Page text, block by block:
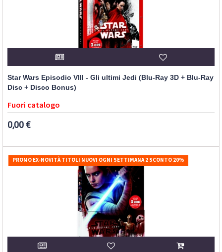
Star Wars Episodio VIII - Gli ultimi Jedi (Blu-Ray 3D + Blu-Ray
Disc + Disco Bonus)
Fuori catalogo
0,00 €
PROMO EX-NOVITÀ TITOLI NUOVI OGNI SETTIMANA 2 SCONTO 20%